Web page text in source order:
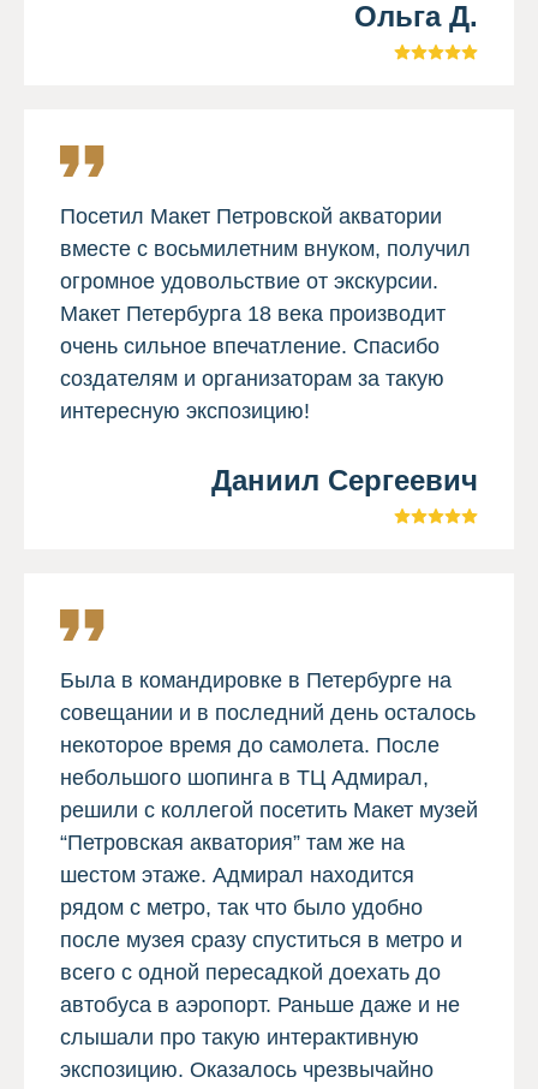
Ольга Д.
Посетил Макет Петровской акватории
вместе с восьмилетним внуком, получил
огромное удовольствие от экскурсии.
Макет Петербурга 18 века производит
очень сильное впечатление. Спасибо
создателям и организаторам за такую
интересную экспозицию!
Даниил Сергеевич
Была в командировке в Петербурге на
совещании и в последний день осталось
некоторое время до самолета. После
небольшого шопинга в ТЦ Адмирал,
решили с коллегой посетить Макет музей
“Петровская акватория” там же на
шестом этаже. Адмирал находится
рядом с метро, так что было удобно
после музея сразу спуститься в метро и
всего с одной пересадкой доехать до
автобуса в аэропорт. Раньше даже и не
слышали про такую интерактивную
экспозицию. Оказалось чрезвычайно